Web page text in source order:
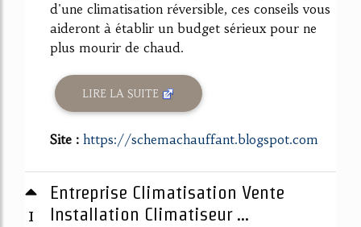
d'une climatisation réversible, ces conseils vous
aideront à établir un budget sérieux pour ne
plus mourir de chaud.
LIRE LA SUITE
Site : https://schemachauffant.blogspot.com
1
Entreprise Climatisation Vente
Installation Climatiseur ...